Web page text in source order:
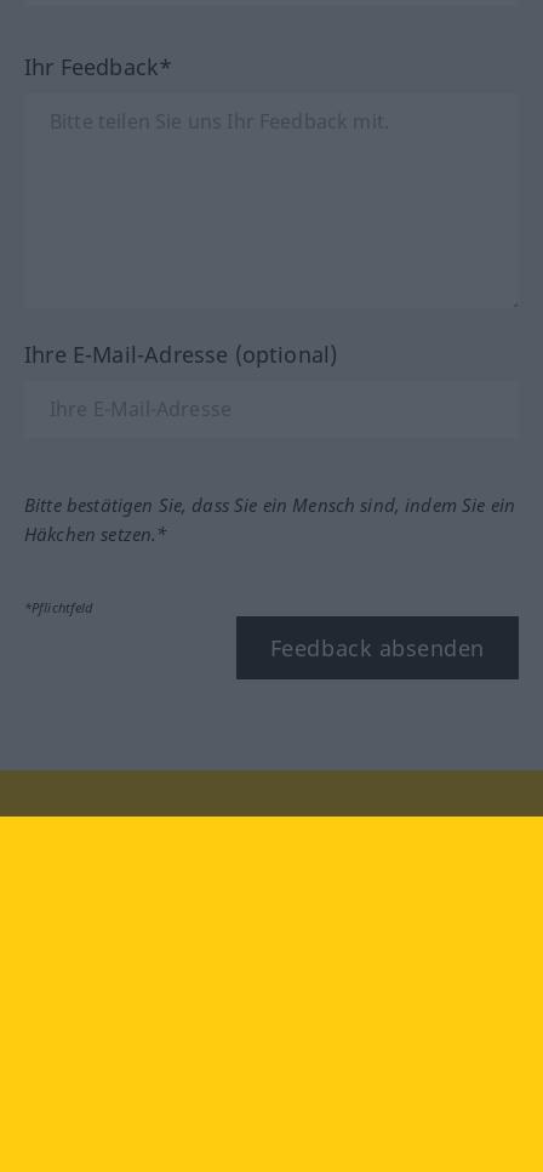
Ihr Feedback*
Ihre E-Mail-Adresse (optional)
Bitte bestätigen Sie, dass Sie ein Mensch sind, indem Sie ein
Häkchen setzen.*
*Pflichtfeld
Feedback absenden